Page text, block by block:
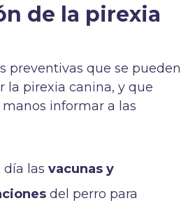
de la pirexia
preventivas que se pueden
la pirexia canina, y que
informar a las
día lasvacunas y
del perro para